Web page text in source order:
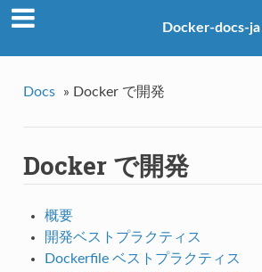
Docker-docs-ja
Docs » Docker で開発
Docker で開発
概要
開発ベストプラクティス
Dockerfile ベストプラクティス